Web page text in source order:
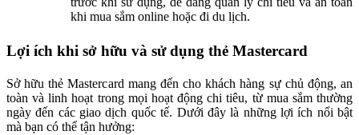
khi mua sắm online hoặc đi du lịch.
Lợi ích khi sở hữu và sử dụng thẻ Mastercard
Sở hữu thẻ Mastercard mang đến cho khách hàng sự chủ động, an
toàn và linh hoạt trong mọi hoạt động chi tiêu, từ mua sắm thường
ngày đến các giao dịch quốc tế. Dưới đây là những lợi ích nổi bật
mà bạn có thể tận hưởng: